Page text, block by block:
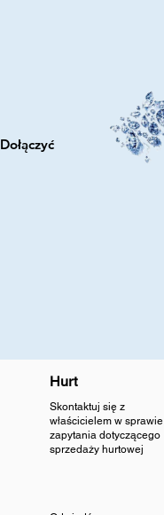
Dołączyć
Hurt
Skontaktuj się z
właścicielem w sprawie
zapytania dotyczącego
sprzedaży hurtowej